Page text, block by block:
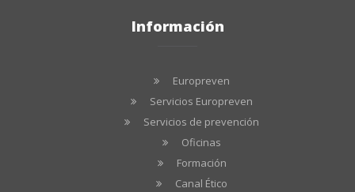
Información
Europreven
Servicios Europreven
Servicios de prevención
Oficinas
Formación
Canal Ético